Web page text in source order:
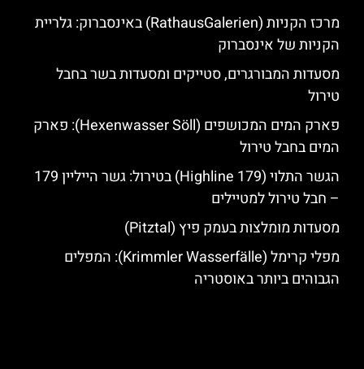
מרכז הקניות (RathausGalerien) באינסברוק: גלריית
הקניות של אינסברוק
מסעדות המבורגרים, סטייקים ומסעדות בשר בחבל
טירול
פארק המים המכושפים (Hexenwasser Söll): פארק
המים בחבל טירול
הגשר התלוי (Highline 179) בטירול: גשר הייליין 179
– חבל טירול למטיילים
מסעדות מומלצות בעמק פיץ (Pitztal)
מפלי קרימל (Krimmler Wasserfälle): המפלים
הגבוהים ביותר באוסטריה